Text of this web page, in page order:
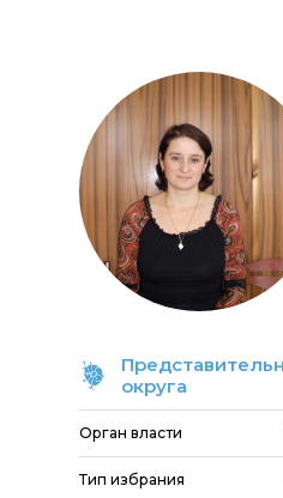
округа
Орган власти
Тип избрания